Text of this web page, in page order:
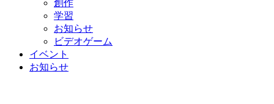
創作
学習
お知らせ
ビデオゲーム
イベント
お知らせ